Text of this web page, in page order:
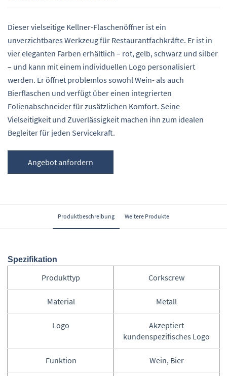
Dieser vielseitige Kellner-Flaschenöffner ist ein
unverzichtbares Werkzeug für Restaurantfachkräfte. Er ist in
vier eleganten Farben erhältlich – rot, gelb, schwarz und silber
– und kann mit einem individuellen Logo personalisiert
werden. Er öffnet problemlos sowohl Wein- als auch
Bierflaschen und verfügt über einen integrierten
Folienabschneider für zusätzlichen Komfort. Seine
Vielseitigkeit und Zuverlässigkeit machen ihn zum idealen
Begleiter für jeden Servicekraft.
Angebot anfordern
Produktbeschreibung Weitere Produkte
Spezifikation
Produkttyp Corkscrew
Material Metall
Logo
Akzeptiert
kundenspezifisches Logo
Funktion Wein, Bier